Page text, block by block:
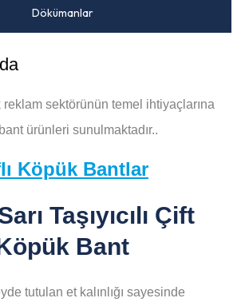
Dökümanlar
reklam sektörünün temel ihtiyaçlarına
ürünleri sunulmaktadır..
Köpük Bantlar
Taşıyıcılı Çift
Bant
tutulan et kalınlığı sayesinde